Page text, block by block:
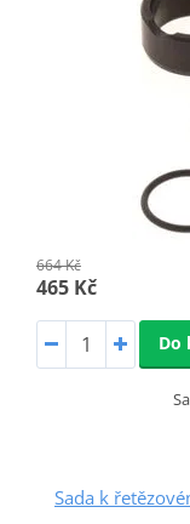
664 Kč
465 Kč
Do
Sada k